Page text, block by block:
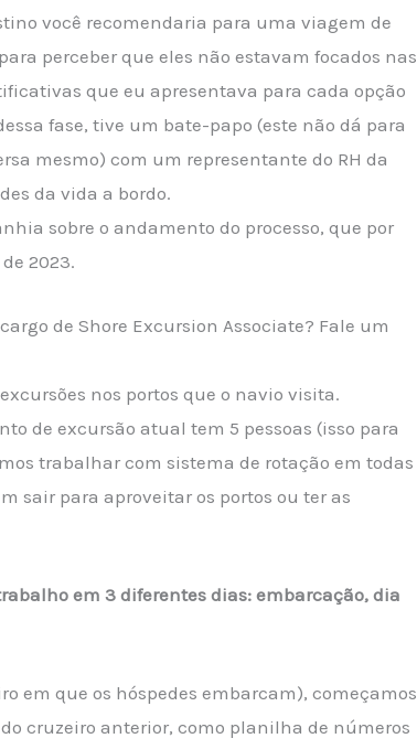
você recomendaria para uma viagem de
perceber que eles não estavam focados nas
que eu apresentava para cada opção
fase, tive um bate-papo (este não dá para
mesmo) com um representante do RH da
da vida a bordo.
sobre o andamento do processo, que por
2023.
de Shore Excursion Associate? Fale um
nos portos que o navio visita.
de excursão atual tem 5 pessoas (isso para
trabalhar com sistema de rotação em todas
sair para aproveitar os portos ou ter as
em 3 diferentes dias: embarcação, dia
em que os hóspedes embarcam), começamos
cruzeiro anterior, como planilha de números